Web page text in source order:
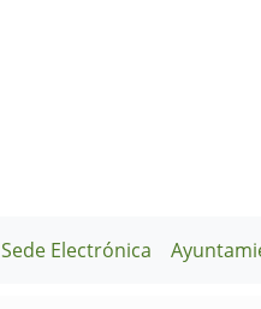
Sede Electrónica